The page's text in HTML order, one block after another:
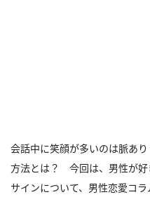
会話中に笑顔が多いのは脈あ
方法とは？ 今回は、男性が好
サインについて、男性恋愛コ